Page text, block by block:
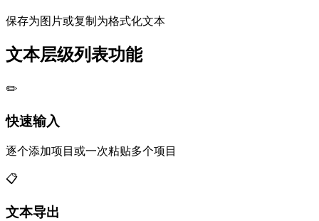
保存为图片或复制为格式化文本
文本层级列表功能
✏️
快速输入
逐个添加项目或一次粘贴多个项目
📋
文本导出